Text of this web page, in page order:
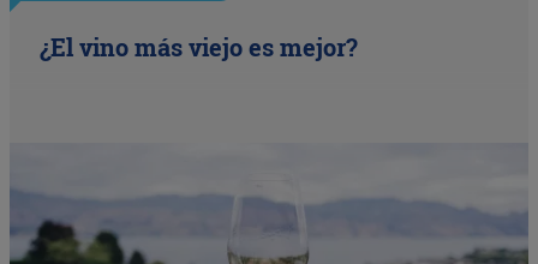
¿El vino más viejo es mejor?